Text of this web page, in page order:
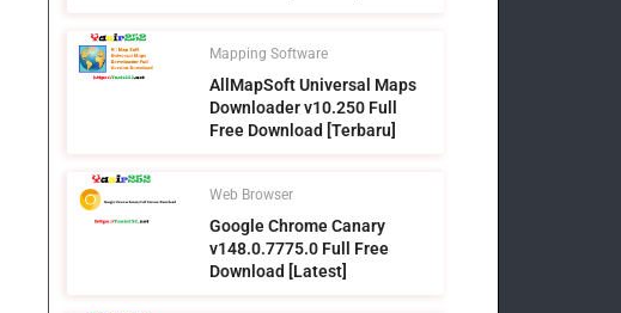
Mapping Software
AllMapSoft Universal Maps
Downloader v10.250 Full
Free Download [Terbaru]
Web Browser
Google Chrome Canary
v148.0.7775.0 Full Free
Download [Latest]